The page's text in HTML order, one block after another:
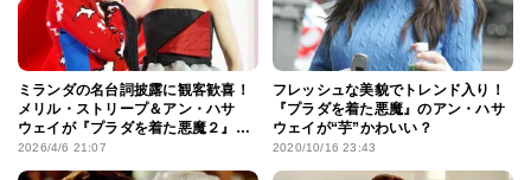
ミランダの名台詞披露に観客歓喜！
メリル・ストリープ＆アン・ハサ
ウェイが『プラダを着た悪魔２』ス
ペシャルイベントで六本木に降臨
2026/4/6 21:07
フレッシュな美貌でトレンド入り！
『プラダを着た悪魔』のアン・ハサ
ウェイが“芋”かわいい？
2020/10/16 23:43